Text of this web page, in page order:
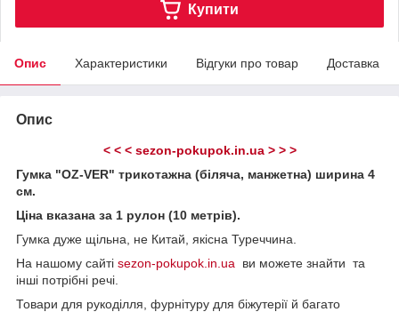
Купити
Опис Характеристики Відгуки про товар Доставка
Опис
< < < sezon-pokupok.in.ua > > >
Гумка "OZ-VER" трикотажна (біляча, манжетна) ширина 4
см.
Ціна вказана за 1 рулон (10 метрів).
Гумка дуже щільна, не Китай, якісна Туреччина.
На нашому сайті sezon-pokupok.in.ua ви можете знайти та
інші потрібні речі.
Товари для рукоділля, фурнітуру для біжутерії й багато